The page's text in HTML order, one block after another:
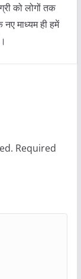
को लोगों तक
माध्यम ही हमें
Required